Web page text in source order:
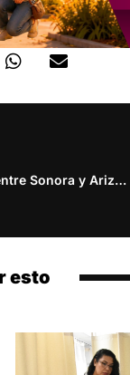
Gobernador fortalece diálogo entre Sonora y Arizona: Paulina Ocaña
esto